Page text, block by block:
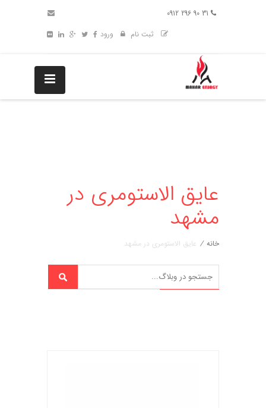
ثبت نام
ورود
عایق الاستومری در
مشهد
خانه / عایق الاستومری در مشهد